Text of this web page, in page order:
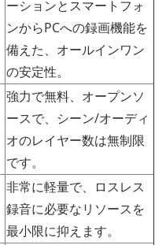
ーションとスマートフォ
ンからPCへの録画機能を
備えた、オールインワン
の安定性。
強力で無料、オープンソ
ースで、シーン/オーディ
オのレイヤー数は無制限
です。
非常に軽量で、ロスレス
録音に必要なリソースを
最小限に抑えます。